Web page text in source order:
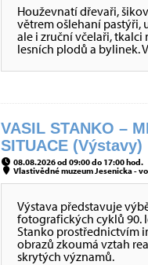
Houževnatí dřevaři,
větrem ošlehaní pastýři,
ale i zruční včelaři, tkalci
lesních plodů a bylinek.
VASIL STANKO –
SITUACE (Výstavy)
08.08.2026 od 09:00 do 17:00 hod.
Vlastivědné muzeum Jesenicka -
Výstava představuje
fotografických cyklů 90.
Stanko prostřednictvím
obrazů zkoumá vztah
skrytých významů.